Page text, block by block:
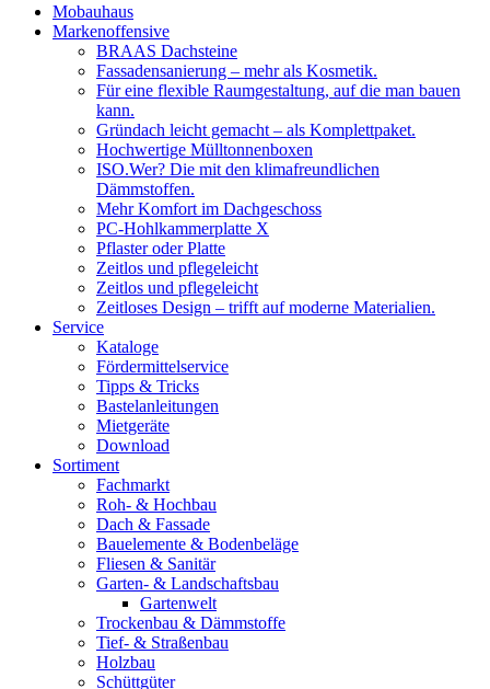
Mobauhaus
Markenoffensive
BRAAS Dachsteine
Fassadensanierung – mehr als Kosmetik.
Für eine flexible Raumgestaltung, auf die man bauen
kann.
Gründach leicht gemacht – als Komplettpaket.
Hochwertige Mülltonnenboxen
ISO.Wer? Die mit den klimafreundlichen
Dämmstoffen.
Mehr Komfort im Dachgeschoss
PC-Hohlkammerplatte X
Pflaster oder Platte
Zeitlos und pflegeleicht
Zeitlos und pflegeleicht
Zeitloses Design – trifft auf moderne Materialien.
Service
Kataloge
Fördermittelservice
Tipps & Tricks
Bastelanleitungen
Mietgeräte
Download
Sortiment
Fachmarkt
Roh- & Hochbau
Dach & Fassade
Bauelemente & Bodenbeläge
Fliesen & Sanitär
Garten- & Landschaftsbau
Gartenwelt
Trockenbau & Dämmstoffe
Tief- & Straßenbau
Holzbau
Schüttgüter